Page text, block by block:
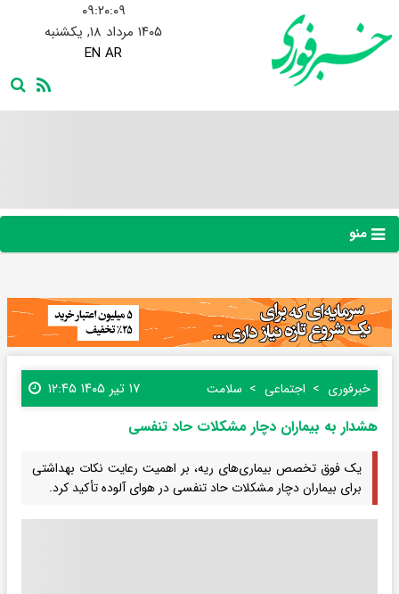
۰۹:۲۰:۰۹
۱۴۰۵ مرداد ۱۸, یکشنبه
EN AR
منو
خبرفوری اجتماعی سلامت ۱۷ تیر ۱۴۰۵ ۱۲:۴۵
هشدار به بیماران دچار مشکلات حاد تنفسی
یک فوق تخصص بیماری‌های ریه، بر اهمیت رعایت نکات بهداشتی
برای بیماران دچار مشکلات حاد تنفسی در هوای آلوده تأکید کرد.